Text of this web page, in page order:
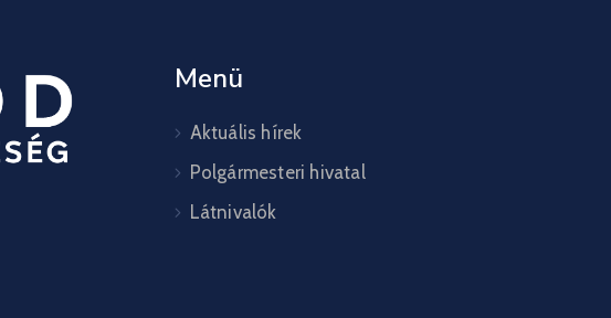
Menü
Aktuális hírek
Polgármesteri hivatal
Látnivalók